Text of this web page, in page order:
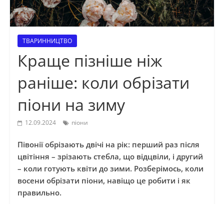
ТВАРИННИЦТВО
Краще пізніше ніж
раніше: коли обрізати
піони на зиму
12.09.2024 піони
Півонії обрізають двічі на рік: перший раз після
цвітіння – зрізають стебла, що відцвіли, і другий
– коли готують квіти до зими. Розберімось, коли
восени обрізати піони, навіщо це робити і як
правильно.